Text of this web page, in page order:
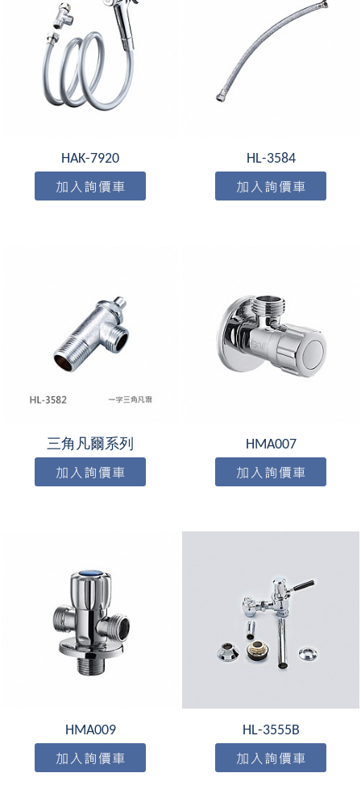
HAK-7920 HL-3584
三角凡爾系列 HMA007
HMA009 HL-3555B